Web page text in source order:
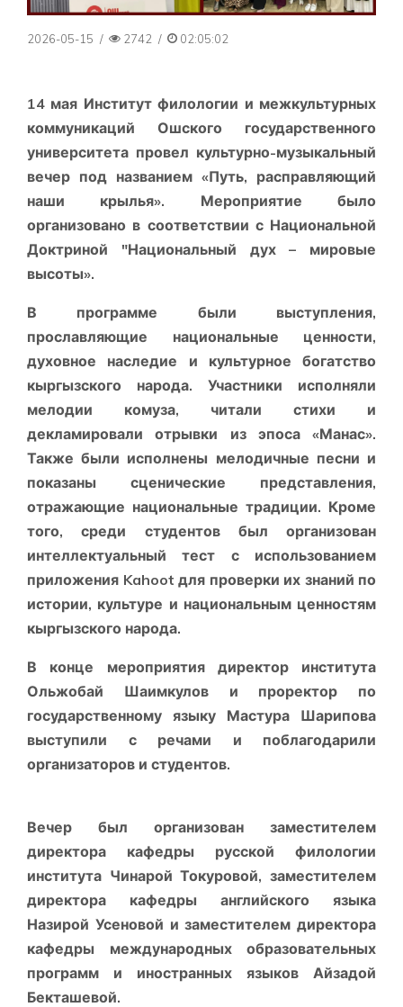
2026-05-15 / 2742 / 02:05:02
14 мая Институт филологии и межкультурных
коммуникаций Ошского государственного
университета провел культурно-музыкальный
вечер под названием «Путь, расправляющий
наши крылья». Мероприятие было
организовано в соответствии с Национальной
Доктриной "Национальный дух – мировые
высоты».
В программе были выступления,
прославляющие национальные ценности,
духовное наследие и культурное богатство
кыргызского народа. Участники исполняли
мелодии комуза, читали стихи и
декламировали отрывки из эпоса «Манас».
Также были исполнены мелодичные песни и
показаны сценические представления,
отражающие национальные традиции. Кроме
того, среди студентов был организован
интеллектуальный тест с использованием
приложения Kahoot для проверки их знаний по
истории, культуре и национальным ценностям
кыргызского народа.
В конце мероприятия директор института
Ольжобай Шаимкулов и проректор по
государственному языку Мастура Шарипова
выступили с речами и поблагодарили
организаторов и студентов.
Вечер был организован заместителем
директора кафедры русской филологии
института Чинарой Токуровой, заместителем
директора кафедры английского языка
Назирой Усеновой и заместителем директора
кафедры международных образовательных
программ и иностранных языков Айзадой
Бекташевой.